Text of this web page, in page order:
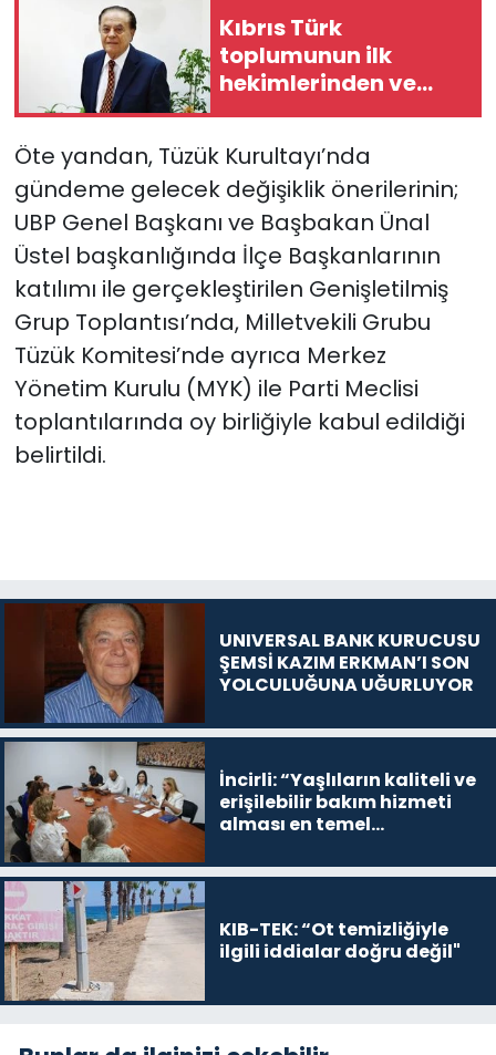
Kıbrıs Türk
toplumunun ilk
hekimlerinden ve
siyasi isimlerinden
Erkman hayatını
kaybetti
Öte yandan, Tüzük Kurultayı’nda
gündeme gelecek değişiklik önerilerinin;
UBP Genel Başkanı ve Başbakan Ünal
Üstel başkanlığında İlçe Başkanlarının
katılımı ile gerçekleştirilen Genişletilmiş
Grup Toplantısı’nda, Milletvekili Grubu
Tüzük Komitesi’nde ayrıca Merkez
Yönetim Kurulu (MYK) ile Parti Meclisi
toplantılarında oy birliğiyle kabul edildiği
belirtildi.
UNIVERSAL BANK KURUCUSU
ŞEMSİ KAZIM ERKMAN’I SON
YOLCULUĞUNA UĞURLUYOR
İncirli: “Yaşlıların kaliteli ve
erişilebilir bakım hizmeti
alması en temel
KIB-TEK: “Ot temizliğiyle
ilgili iddialar doğru değil"